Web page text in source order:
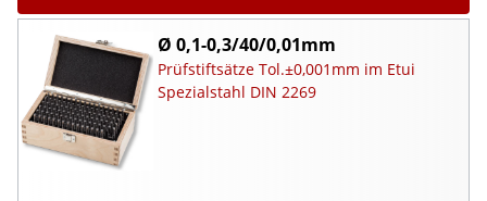
Ø 0,1-0,3/40/0,01mm
Prüfstiftsätze Tol.±0,001mm im Etui
Spezialstahl DIN 2269